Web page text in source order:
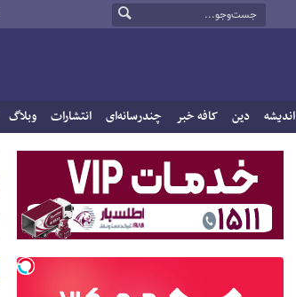
اندیشه دین کافه خبر چندرسانه‌ای انتشارات وبلاگ